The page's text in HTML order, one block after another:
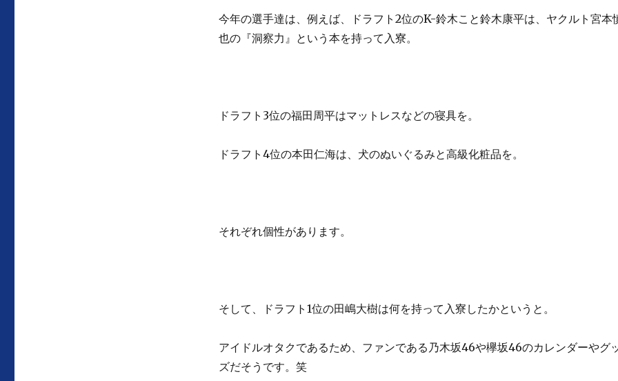
今年の選手達は、例えば、ドラフト2位のK-鈴木こと鈴木康平は、ヤクルト宮本
也の『洞察力』という本を持って入寮。
ドラフト3位の福田周平はマットレスなどの寝具を。
ドラフト4位の本田仁海は、犬のぬいぐるみと高級化粧品を。
それぞれ個性があります。
そして、ドラフト1位の田嶋大樹は何を持って入寮したかというと。
アイドルオタクであるため、ファンである乃木坂46や欅坂46のカレンダーやグ
ズだそうです。笑